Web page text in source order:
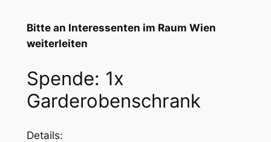
Bitte an Interessenten im Raum Wien
weiterleiten
Spende: 1x
Garderobenschrank
Details: